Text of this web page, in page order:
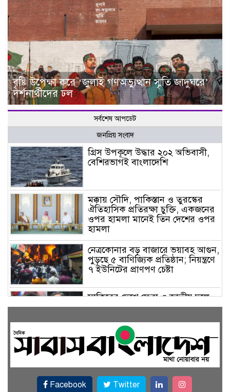
বৃষ্টি উপেক্ষা করে ‘জুলাই গণঅভ্যুত্থান স্মৃতি জাদুঘরে’
দর্শনার্থীদের ঢল
সর্বশেষ আপডেট
জনপ্রিয় সংবাদ
গ্রিস উপকূলে উদ্ধার ২০২ অভিবাসী,
বেশিরভাগই বাংলাদেশি
মক্কায় সৌদি, পাকিস্তান ও তুরস্কের
ঐতিহাসিক প্রতিরক্ষা চুক্তি, একজনের
ওপর হামলা মানেই তিন দেশের ওপর
হামলা
নেত্রকোনার বড় বাজারে ভয়াবহ আগুন,
পুড়ছে ৫ বাণিজ্যিক প্রতিষ্ঠান; নিয়ন্ত্রণে
৭ ইউনিটের প্রাণপণ চেষ্টা
সাকিবের দেশে ফেরা ও জাতীয় দলে
ফেরার সম্ভাবনা নেই, ইঙ্গিত ক্রীড়া
ফেসবুকে যুক্ত হলো বিকাশ, সহজ
হলো ডিজিটাল পেমেন্ট
Facebook
Twitter